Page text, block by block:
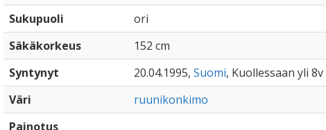
Sukupuoli
ori
Säkäkorkeus
152 cm
Syntynyt
20.04.1995, Suomi, Kuollessaan yli 8v
Väri
ruunikonkimo
Painotus